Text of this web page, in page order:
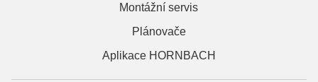
Montážní servis
Plánovače
Aplikace HORNBACH